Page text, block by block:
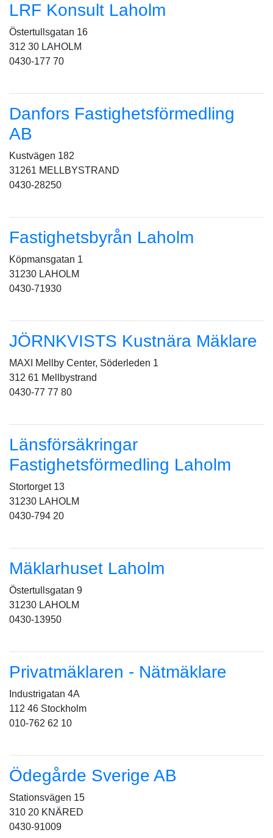
LRF Konsult Laholm
Östertullsgatan 16
312 30 LAHOLM
0430-177 70
Danfors Fastighetsförmedling
AB
Kustvägen 182
31261 MELLBYSTRAND
0430-28250
Fastighetsbyrån Laholm
Köpmansgatan 1
31230 LAHOLM
0430-71930
JÖRNKVISTS Kustnära Mäklare
MAXI Mellby Center, Söderleden 1
312 61 Mellbystrand
0430-77 77 80
Länsförsäkringar
Fastighetsförmedling Laholm
Stortorget 13
31230 LAHOLM
0430-794 20
Mäklarhuset Laholm
Östertullsgatan 9
31230 LAHOLM
0430-13950
Privatmäklaren - Nätmäklare
Industrigatan 4A
112 46 Stockholm
010-762 62 10
Ödegårde Sverige AB
Stationsvägen 15
310 20 KNÄRED
0430-91009